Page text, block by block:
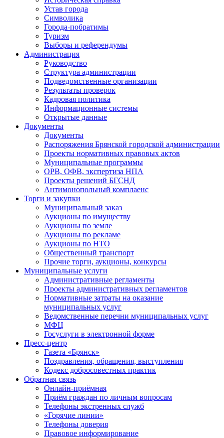
Устав города
Символика
Города-побратимы
Туризм
Выборы и референдумы
Администрация
Руководство
Структура администрации
Подведомственные организации
Результаты проверок
Кадровая политика
Информационные системы
Открытые данные
Документы
Документы
Распоряжения Брянской городской администрации
Проекты нормативных правовых актов
Муниципальные программы
ОРВ, ОФВ, экспертиза НПА
Проекты решений БГСНД
Антимонопольный комплаенс
Торги и закупки
Муниципальный заказ
Аукционы по имуществу
Аукционы по земле
Аукционы по рекламе
Аукционы по НТО
Общественный транспорт
Прочие торги, аукционы, конкурсы
Муниципальные услуги
Административные регламенты
Проекты административных регламентов
Нормативные затраты на оказание
муниципальных услуг
Ведомственные перечни муниципальных услуг
МФЦ
Госуслуги в электронной форме
Пресс-центр
Газета «Брянск»
Поздравления, обращения, выступления
Кодекс добросовестных практик
Обратная связь
Онлайн-приёмная
Приём граждан по личным вопросам
Телефоны экстренных служб
«Горячие линии»
Телефоны доверия
Правовое информирование